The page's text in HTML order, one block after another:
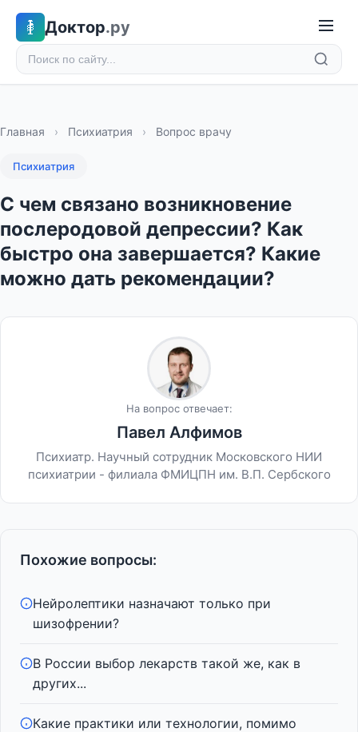
Доктор.ру
Главная › Психиатрия › Вопрос врачу
Психиатрия
С чем связано возникновение
послеродовой депрессии? Как
быстро она завершается? Какие
можно дать рекомендации?
На вопрос отвечает:
Павел Алфимов
Психиатр. Научный сотрудник Московского НИИ
психиатрии - филиала ФМИЦПН им. В.П. Сербского
Похожие вопросы:
Нейролептики назначают только при
шизофрении?
В России выбор лекарств такой же, как в
других...
Какие практики или технологии, помимо